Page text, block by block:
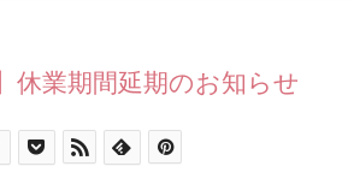
休業期間延期のお知らせ